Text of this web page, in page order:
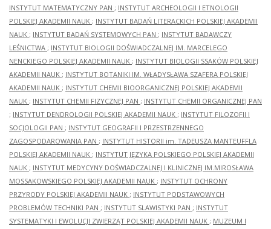
INSTYTUT MATEMATYCZNY PAN ; INSTYTUT ARCHEOLOGII I ETNOLOGII
POLSKIEJ AKADEMII NAUK ; INSTYTUT BADAŃ LITERACKICH POLSKIEJ AKADEMII
NAUK ; INSTYTUT BADAŃ SYSTEMOWYCH PAN ; INSTYTUT BADAWCZY
LEŚNICTWA ; INSTYTUT BIOLOGII DOŚWIADCZALNEJ IM. MARCELEGO
NENCKIEGO POLSKIEJ AKADEMII NAUK ; INSTYTUT BIOLOGII SSAKÓW POLSKIEJ
AKADEMII NAUK ; INSTYTUT BOTANIKI IM. WŁADYSŁAWA SZAFERA POLSKIEJ
AKADEMII NAUK ; INSTYTUT CHEMII BIOORGANICZNEJ POLSKIEJ AKADEMII
NAUK ; INSTYTUT CHEMII FIZYCZNEJ PAN ; INSTYTUT CHEMII ORGANICZNEJ PAN
; INSTYTUT DENDROLOGII POLSKIEJ AKADEMII NAUK ; INSTYTUT FILOZOFII I
SOCJOLOGII PAN ; INSTYTUT GEOGRAFII I PRZESTRZENNEGO
ZAGOSPODAROWANIA PAN ; INSTYTUT HISTORII im. TADEUSZA MANTEUFFLA
POLSKIEJ AKADEMII NAUK ; INSTYTUT JĘZYKA POLSKIEGO POLSKIEJ AKADEMII
NAUK ; INSTYTUT MEDYCYNY DOŚWIADCZALNEJ I KLINICZNEJ IM.MIROSŁAWA
MOSSAKOWSKIEGO POLSKIEJ AKADEMII NAUK ; INSTYTUT OCHRONY
PRZYRODY POLSKIEJ AKADEMII NAUK ; INSTYTUT PODSTAWOWYCH
PROBLEMÓW TECHNIKI PAN ; INSTYTUT SLAWISTYKI PAN ; INSTYTUT
SYSTEMATYKI I EWOLUCJI ZWIERZĄT POLSKIEJ AKADEMII NAUK ; MUZEUM I